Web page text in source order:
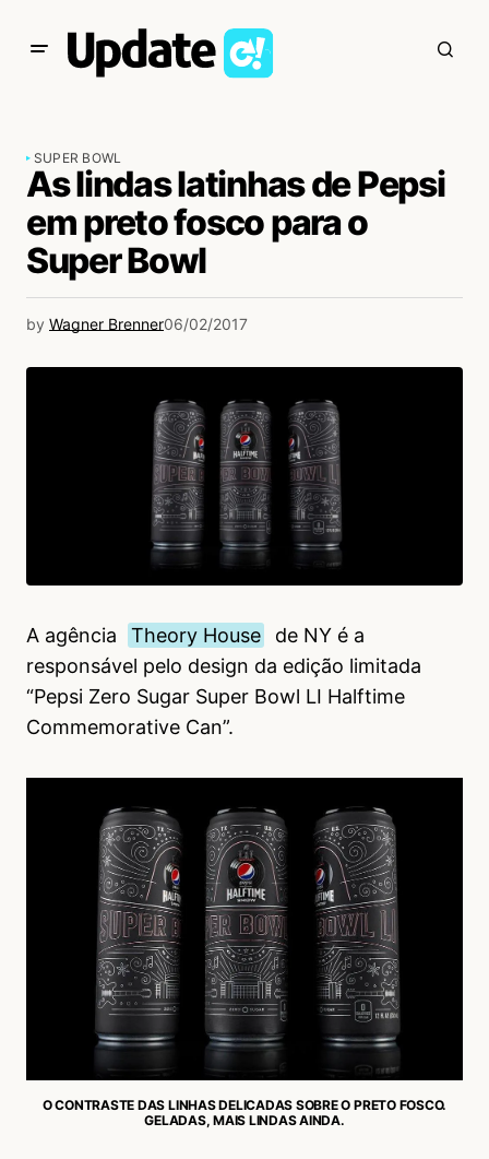
SUPER BOWL
As lindas latinhas de Pepsi
em preto fosco para o
Super Bowl
by Wagner Brenner06/02/2017
A agência Theory House
de NY é a
responsável pelo design da edição limitada
“Pepsi Zero Sugar Super Bowl LI Halftime
Commemorative Can”.
O CONTRASTE DAS LINHAS DELICADAS SOBRE O PRETO FOSCO.
GELADAS, MAIS LINDAS AINDA.